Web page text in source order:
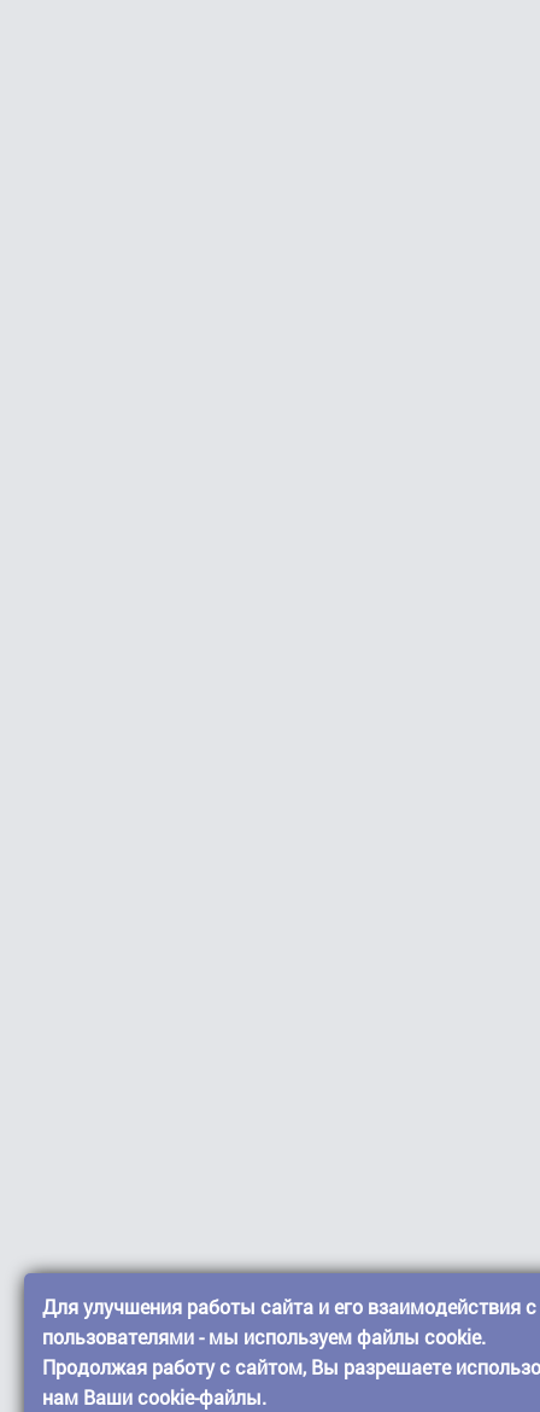
Для улучшения работы сайта и его взаимодействия с
пользователями - мы используем файлы cookie.
Продолжая работу с сайтом, Вы разрешаете
нам Ваши cookie-файлы.